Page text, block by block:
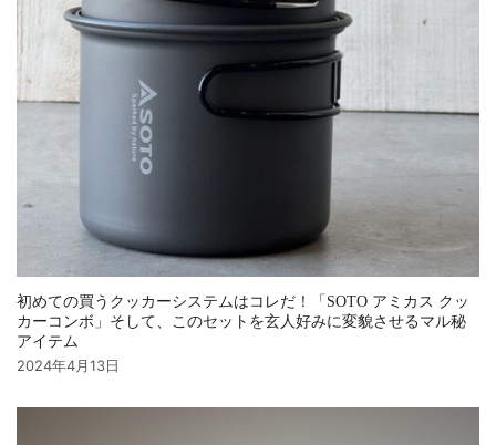
初めての買うクッカーシステムはコレだ！「SOTO アミカス クッ
カーコンボ」そして、このセットを玄人好みに変貌させるマル秘
アイテム
2024年4月13日